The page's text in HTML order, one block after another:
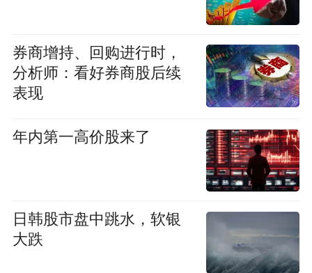
券商增持、回购进行时，
分析师：看好券商股后续
表现
年内第一高价股来了
日韩股市盘中跳水，软银
大跌